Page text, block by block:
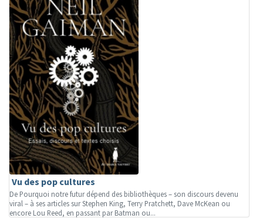
Vu des pop cultures
De Pourquoi notre futur dépend des bibliothèques – son discours devenu
viral – à ses articles sur Stephen King, Terry Pratchett, Dave McKean ou
encore Lou Reed, en passant par Batman ou...